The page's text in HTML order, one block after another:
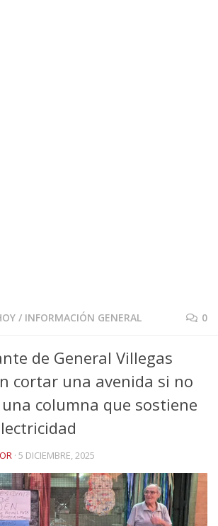
/ INFORMACIÓN GENERAL 0
de General Villegas
cortar una avenida si no
columna que sostiene
· 5 DICIEMBRE, 2025